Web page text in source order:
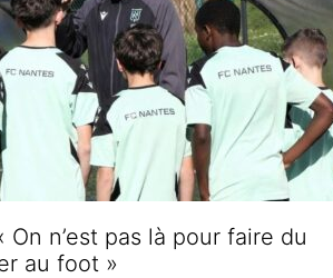
On n’est pas là pour faire du
au foot »